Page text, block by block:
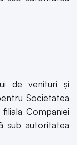
de venituri și
Societatea
Companiei
sub autoritatea